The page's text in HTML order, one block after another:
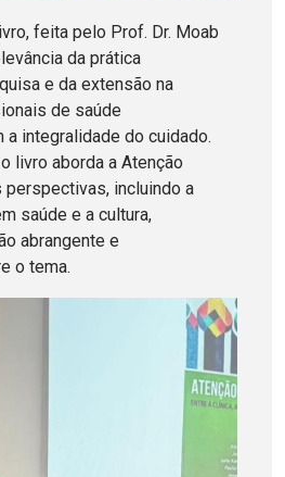
feita pelo Prof. Dr. Moab
da prática
e da extensão na
de saúde
integralidade do cuidado.
livro aborda a Atenção
incluindo a
saúde e a cultura,
abrangente e
o tema.